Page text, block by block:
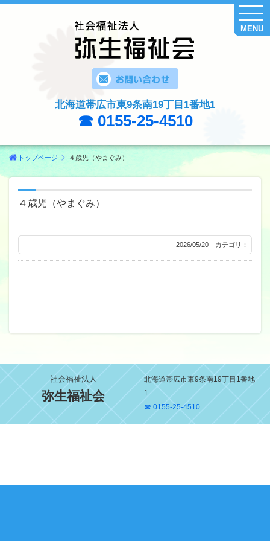
北海道帯広市東9条南19丁目1番地1
☎ 0155-25-4510
MENU
トップページ ４歳児（やまぐみ）
４歳児（やまぐみ）
2026/05/20 カテゴリ：
社会福祉法人
弥生福祉会
北海道帯広市東9条南19丁目1番地
1
☎ 0155-25-4510